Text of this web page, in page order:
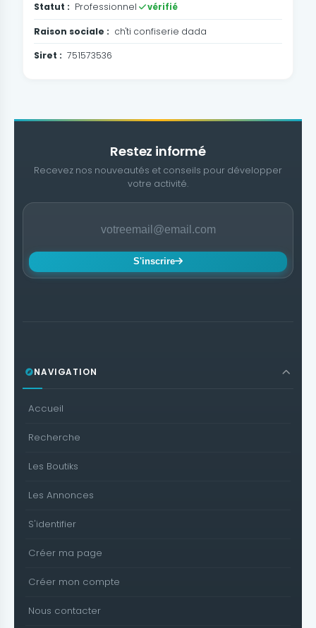
Statut : Professionnel vérifié
Raison sociale : ch'ti confiserie dada
Siret : 751573536
Restez informé
Recevez nos nouveautés et conseils pour développer
votre activité.
S'inscrire
NAVIGATION
Accueil
Recherche
Les Boutiks
Les Annonces
S'identifier
Créer ma page
Créer mon compte
Nous contacter